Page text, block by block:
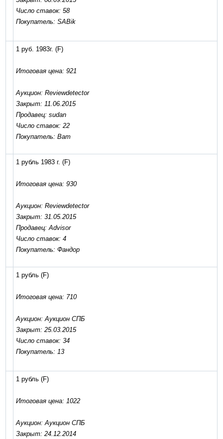
Число ставок: 58
Покупатель: SABik
1 руб. 1983г. (F)
Итоговая цена: 921
Аукцион: Reviewdetector
Закрыт: 11.06.2015
Продавец: sudan
Число ставок: 22
Покупатель: Ват
1 рубль 1983 г. (F)
Итоговая цена: 930
Аукцион: Reviewdetector
Закрыт: 31.05.2015
Продавец: Advisor
Число ставок: 4
Покупатель: Фандор
1 рубль (F)
Итоговая цена: 710
Аукцион: Аукцион СПБ
Закрыт: 25.03.2015
Число ставок: 34
Покупатель: 13
1 рубль (F)
Итоговая цена: 1022
Аукцион: Аукцион СПБ
Закрыт: 24.12.2014